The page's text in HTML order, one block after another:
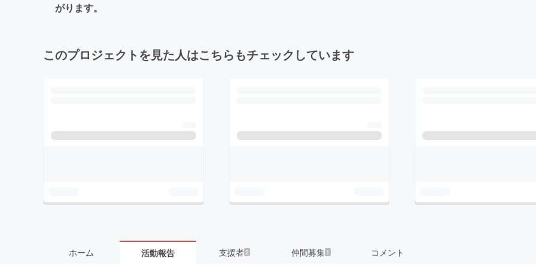
がります。
このプロジェクトを見た人はこちらもチェックしています
ホーム 活動報告 支援者2 仲間募集 1 コメント